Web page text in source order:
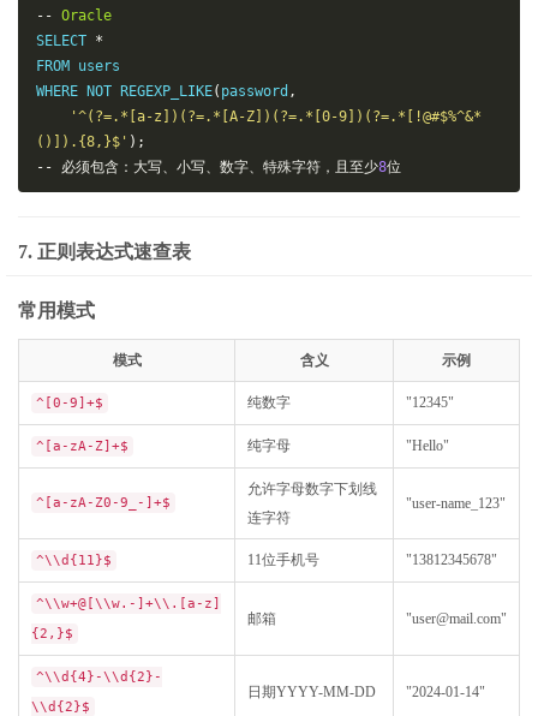
-- Oracle
SELECT *
FROM users
WHERE NOT REGEXP_LIKE( password ,
'^(?=.*[a-z])(?=.*[A-Z])(?=.*[0-9])(?=.*[!@#$%^&*
()]).{8,}$' );
--
必须包含：大写、小写、数字、特殊字符，且至少8位
7. 正则表达式速查表
常用模式
模式 含义 示例
^[0-9]+$ 纯数字 "12345"
^[a-zA-Z]+$ 纯字母 "Hello"
^[a-zA-Z0-9_-]+$
允许字母数字下划线
连字符
"user-name_123"
^\\d{11}$ 11位手机号 "13812345678"
^\\w+@[\\w.-]+\\.[a-z]
{2,}$
邮箱 "user@mail.com"
^\\d{4}-\\d{2}-
\\d{2}$
日期YYYY-MM-DD "2024-01-14"